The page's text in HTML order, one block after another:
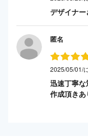
デザイナー
匿名
2025/05/01/
迅速丁寧
作成頂きあ